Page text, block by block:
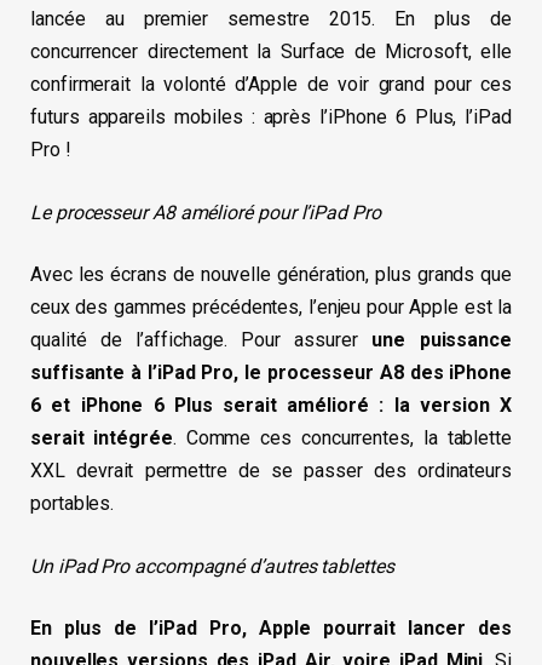
lancée au premier semestre 2015. En plus de
concurrencer directement la Surface de Microsoft, elle
confirmerait la volonté d’Apple de voir grand pour ces
futurs appareils mobiles : après l’iPhone 6 Plus, l’iPad
Pro !
Le processeur A8 amélioré pour l’iPad Pro
Avec les écrans de nouvelle génération, plus grands que
ceux des gammes précédentes, l’enjeu pour Apple est la
qualité de l’affichage. Pour assurer une puissance
suffisante à l’iPad Pro, le processeur A8 des iPhone
6 et iPhone 6 Plus serait amélioré : la version X
serait intégrée. Comme ces concurrentes, la tablette
XXL devrait permettre de se passer des ordinateurs
portables.
Un iPad Pro accompagné d’autres tablettes
En plus de l’iPad Pro, Apple pourrait lancer des